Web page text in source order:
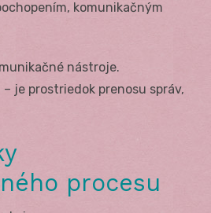
komunikačným
nástroje.
– je prostriedok prenosu správ,
procesu